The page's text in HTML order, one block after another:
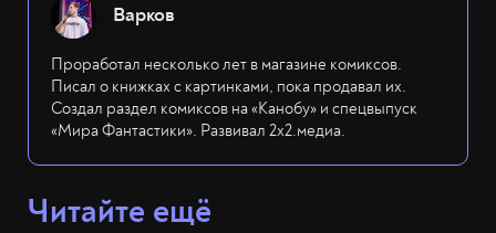
Варков
Проработал несколько лет в магазине комиксов.
Писал о книжках с картинками, пока продавал их.
Создал раздел комиксов на «Канобу» и спецвыпуск
«Мира Фантастики». Развивал 2х2.медиа.
Читайте ещё